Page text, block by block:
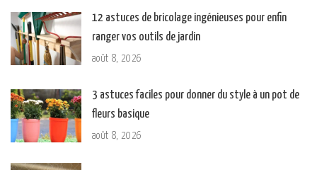
12 astuces de bricolage ingénieuses pour enfin
ranger vos outils de jardin
août 8, 2026
3 astuces faciles pour donner du style à un pot de
fleurs basique
août 8, 2026